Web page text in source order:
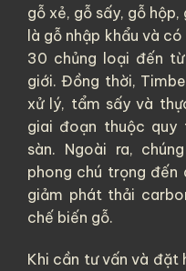
gỗ xẻ, gỗ sấy, gỗ hộp,
là gỗ nhập khẩu và có
30 chủng loại đến
giới. Đồng thời,
xử lý, tẩm sấy và
giai đoạn thuộc quy
sàn. Ngoài ra,
phong chú trọng đến
giảm phát thải
chế biến gỗ.
Khi cần tư vấn và đặt